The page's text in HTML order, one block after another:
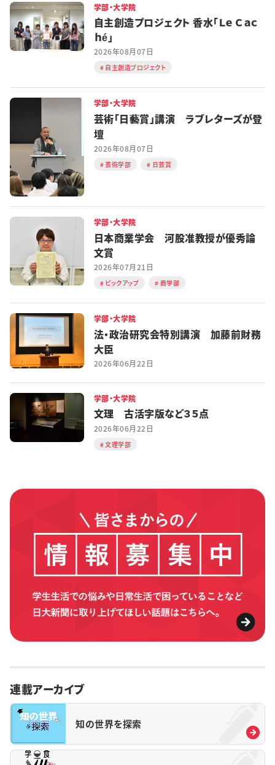
学部・大学院
自主創造プロジェクト 香水「Ｌｅ Ｃａｃ
ｈé」
2026年08月07日
自主創造プロジェクト
学部・大学院
芸術「日藝賞」講演 ラブレターズが登
壇
2026年08月07日
芸術学部 日芸賞
学部・大学院
日本商業学会 河股准教授が優秀論
文賞
2026年07月21日
ピックアップ 商学部
学部・大学院
法・政治研究会特別講演 加藤前財務
大臣
2026年06月22日
学部・大学院
文理 古活字版など３５点
2026年06月22日
文理学部
連載アーカイブ
知の世界を探索